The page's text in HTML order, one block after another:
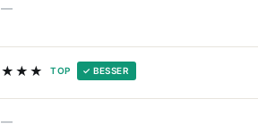
—
★★★ TOP ✓ BESSER
—